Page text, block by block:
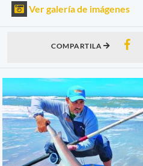
Ver galería de imágenes
COMPARTILA